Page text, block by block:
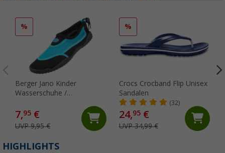
%
Berger Jano Kinder
Wasserschuhe /
7,95 €
UVP 9,95 €
%
Crocs Crocband Flip Unisex
Sandalen
(32)
24,95€
UVP 34,99 €
HIGHLIGHTS